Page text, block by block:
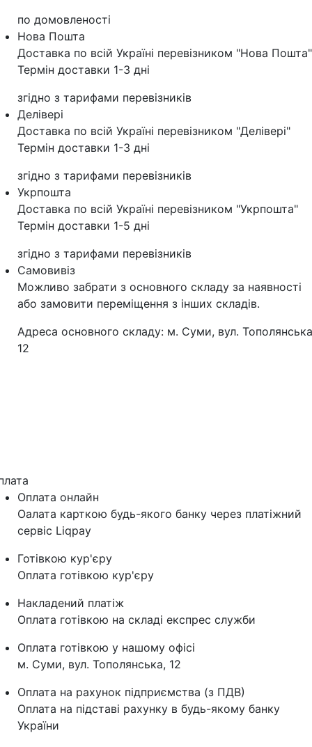
по домовленості
Нова Пошта
Доставка по всій Україні перевізником "Нова Пошта"
Термін доставки 1-3 дні
згідно з тарифами перевізників
Делівері
Доставка по всій Україні перевізником "Делівері"
Термін доставки 1-3 дні
згідно з тарифами перевізників
Укрпошта
Доставка по всій Україні перевізником "Укрпошта"
Термін доставки 1-5 дні
згідно з тарифами перевізників
Самовивіз
Можливо забрати з основного складу за наявності
або замовити переміщення з інших складів.
Адреса основного складу: м. Суми, вул.
12
Оплата онлайн
Оалата карткою будь-якого банку через платіжний
сервіс Liqpay
Готівкою кур'єру
Оплата готівкою кур'єру
Накладений платіж
Оплата готівкою на складі експрес служби
Оплата готівкою у нашому офісі
м. Суми, вул. Тополянська, 12
Оплата на рахунок підприємства (з ПДВ)
Оплата на підставі рахунку в будь-якому банку
України